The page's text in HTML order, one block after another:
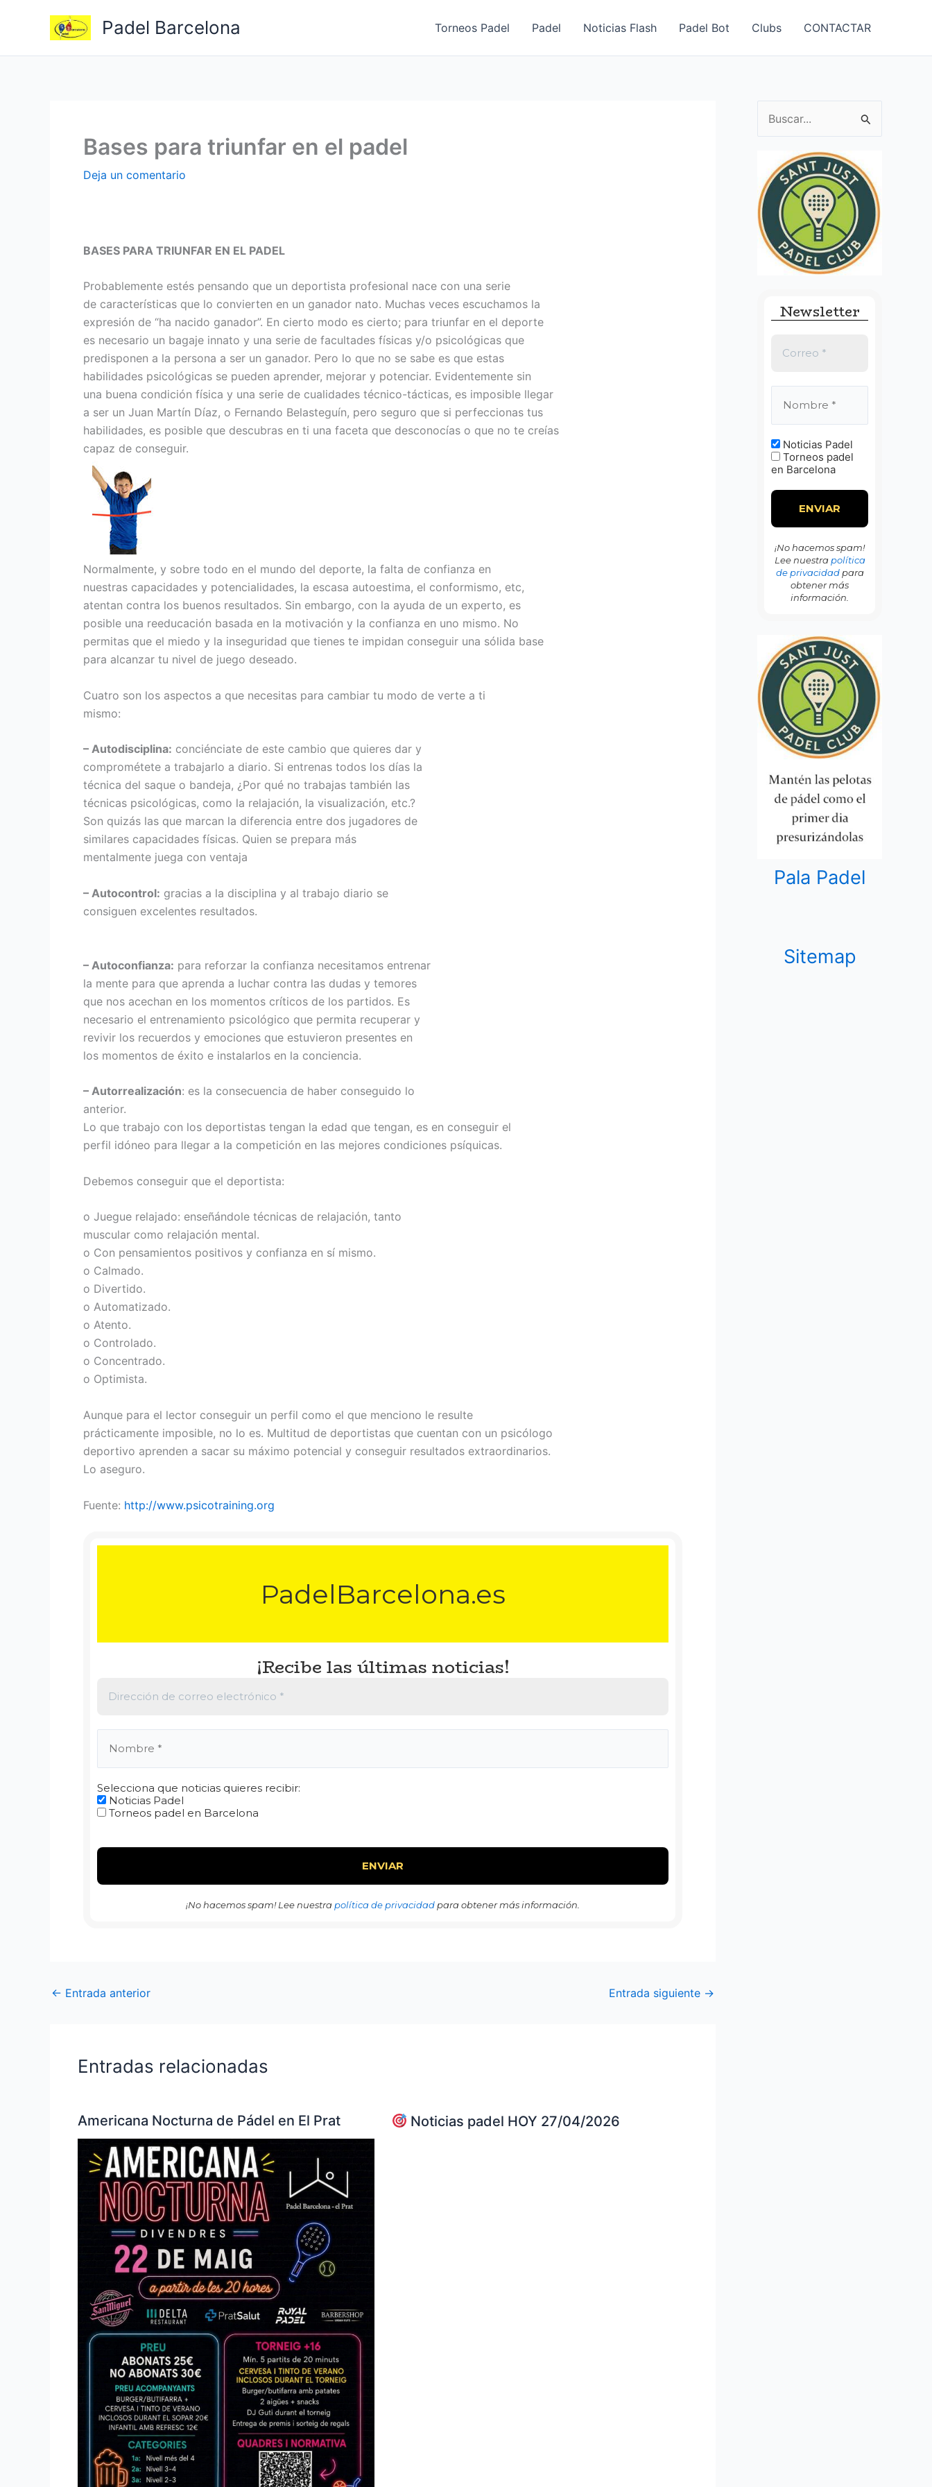
contenido
Padel Barcelona Torneos Padel Padel Noticias Flash Padel Bot Clubs CONTACTAR
Bases para triunfar en el padel
Deja un comentario
BASES PARA TRIUNFAR EN EL PADEL
Probablemente estés pensando que un deportista profesional nace con una serie
de características que lo convierten en un ganador nato. Muchas veces escuchamos la
expresión de “ha nacido ganador”. En cierto modo es cierto; para triunfar en el deporte
es necesario un bagaje innato y una serie de facultades físicas y/o psicológicas que
predisponen a la persona a ser un ganador. Pero lo que no se sabe es que estas
habilidades psicológicas se pueden aprender, mejorar y potenciar. Evidentemente sin
una buena condición física y una serie de cualidades técnico-tácticas, es imposible llegar
a ser un Juan Martín Díaz, o Fernando Belasteguín, pero seguro que si perfeccionas tus
habilidades, es posible que descubras en ti una faceta que desconocías o que no te creías
capaz de conseguir.
Normalmente, y sobre todo en el mundo del deporte, la falta de confianza en
nuestras capacidades y potencialidades, la escasa autoestima, el conformismo, etc,
atentan contra los buenos resultados. Sin embargo, con la ayuda de un experto, es
posible una reeducación basada en la motivación y la confianza en uno mismo. No
permitas que el miedo y la inseguridad que tienes te impidan conseguir una sólida base
para alcanzar tu nivel de juego deseado.
Cuatro son los aspectos a que necesitas para cambiar tu modo de verte a ti
mismo:
– Autodisciplina: conciénciate de este cambio que quieres dar y
comprométete a trabajarlo a diario. Si entrenas todos los días la
técnica del saque o bandeja, ¿Por qué no trabajas también las
técnicas psicológicas, como la relajación, la visualización, etc.?
Son quizás las que marcan la diferencia entre dos jugadores de
similares capacidades físicas. Quien se prepara más
mentalmente juega con ventaja
– Autocontrol: gracias a la disciplina y al trabajo diario se
consiguen excelentes resultados.
– Autoconfianza: para reforzar la confianza necesitamos entrenar
la mente para que aprenda a luchar contra las dudas y temores
que nos acechan en los momentos críticos de los partidos. Es
necesario el entrenamiento psicológico que permita recuperar y
revivir los recuerdos y emociones que estuvieron presentes en
los momentos de éxito e instalarlos en la conciencia.
– Autorrealización: es la consecuencia de haber conseguido lo
anterior.
Lo que trabajo con los deportistas tengan la edad que tengan, es en conseguir el
perfil idóneo para llegar a la competición en las mejores condiciones psíquicas.
Debemos conseguir que el deportista:
o Juegue relajado: enseñándole técnicas de relajación, tanto
muscular como relajación mental.
o Con pensamientos positivos y confianza en sí mismo.
o Calmado.
o Divertido.
o Automatizado.
o Atento.
o Controlado.
o Concentrado.
o Optimista.
Aunque para el lector conseguir un perfil como el que menciono le resulte
prácticamente imposible, no lo es. Multitud de deportistas que cuentan con un psicólogo
deportivo aprenden a sacar su máximo potencial y conseguir resultados extraordinarios.
Lo aseguro.
Fuente: http://www.psicotraining.org
PadelBarcelona.es
¡Recibe las últimas noticias!
Selecciona que noticias quieres recibir:
Noticias Padel
Torneos padel en Barcelona
¡No hacemos spam! Lee nuestra política de privacidad para obtener más información.
← Entrada anterior Entrada siguiente →
Entradas relacionadas
Americana Nocturna de Pádel en El Prat Noticias padel HOY 27/04/2026
u
a
r
Newsletter
Noticias Padel
Torneos padel
en Barcelona
¡No hacemos spam!
Lee nuestra política
de privacidadpara
obtener más
información.
Pala Padel
Sitemap